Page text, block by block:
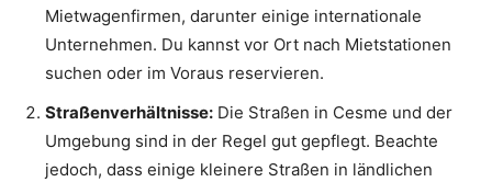
Mietwagenfirmen, darunter einige internationale
Unternehmen. Du kannst vor Ort nach Mietstationen
suchen oder im Voraus reservieren.
Straßenverhältnisse: Die Straßen in Cesme und der
Umgebung sind in der Regel gut gepflegt. Beachte
jedoch, dass einige kleinere Straßen in ländlichen